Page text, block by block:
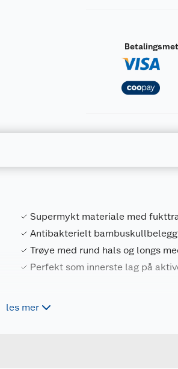
Supermykt materiale med
Antibakterielt
Trøye med rund hals og longs
Perfekt som innerste lag på
les merForpakningsmål